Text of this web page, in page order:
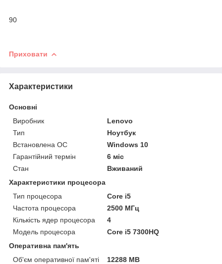
90
Приховати
Характеристики
Основні
Виробник
Lenovo
Тип
Ноутбук
Встановлена ОС
Windows 10
Гарантійний термін
6 міс
Стан
Вживаний
Характеристики процесора
Тип процесора
Core i5
Частота процесора
2500 МГц
Кількість ядер процесора
4
Модель процесора
Core i5 7300HQ
Оперативна пам'ять
Об'єм оперативної пам'яті
12288 MB